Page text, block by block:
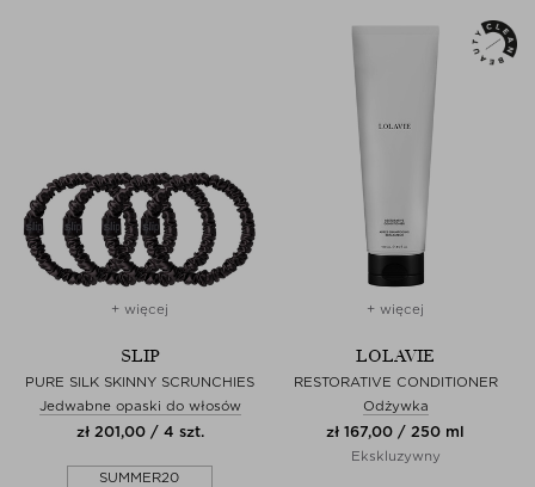
+ więcej
SLIP
PURE SILK SKINNY SCRUNCHIES
Jedwabne opaski do włosów
zł 201,00 / 4 szt.
SUMMER20
+ więcej
LOLAVIE
RESTORATIVE CONDITIONER
Odżywka
zł 167,00 / 250 ml
Ekskluzywny